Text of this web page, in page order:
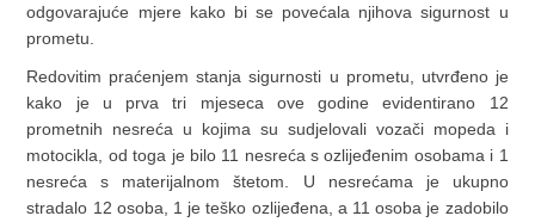
odgovarajuće mjere kako bi se povećala njihova sigurnost u
prometu.
Redovitim praćenjem stanja sigurnosti u prometu, utvrđeno je
kako je u prva tri mjeseca ove godine evidentirano 12
prometnih nesreća u kojima su sudjelovali vozači mopeda i
motocikla, od toga je bilo 11 nesreća s ozlijeđenim osobama i 1
nesreća s materijalnom štetom. U nesrećama je ukupno
stradalo 12 osoba, 1 je teško ozlijeđena, a 11 osoba je zadobilo